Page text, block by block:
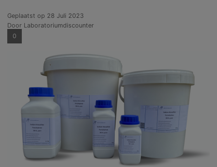
Geplaatst op 28 Juli 2023
Door Laboratoriumdiscounter
0